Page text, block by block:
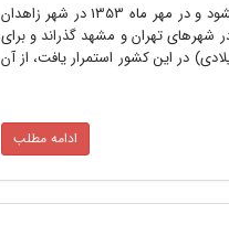
امیر توکل کامبوزیا، فرزند امیربابا مشیر دیوان در سال 1283 شمسى در تهران چشم به جهان گشود و در مهر ماه 1353 در شهر زاهدان
شهرهاى تهران و مشهد گذراند و براى
خود عازم تاشکند گردید. حضور کامبوزیا در کشور روسیه تا زمان انقلاب (1917 میلادى) در این کشور استمرار یافت، از آن
ادامه مطلب